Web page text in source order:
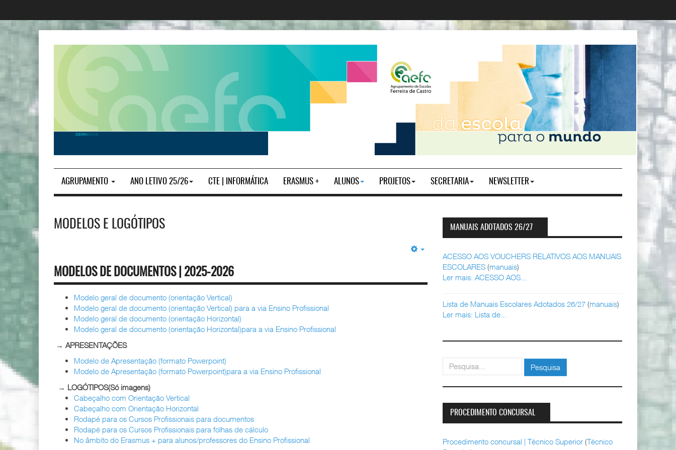
AGRUPAMENTO ANO LETIVO 25/26 CTE | INFORMÁTICA ERASMUS + ALUNOS PROJETOS SECRETARIA NEWSLETTER
MODELOS E LOGÓTIPOS
Empty
MODELOS DE DOCUMENTOS | 2025-2026
Modelo geral de documento (orientação Vertical)
Modelo geral de documento (orientação Vertical) para a via Ensino Profissional
Modelo geral de documento (orientação Horizontal)
Modelo geral de documento (orientação Horizontal)para a via Ensino Profissional
→ APRESENTAÇÕES
Modelo de Apresentação (formato Powerpoint)
Modelo de Apresentação (formato Powerpoint)para a via Ensino Profissional
→ LOGÓTIPOS(Só imagens)
Cabeçalho com Orientação Vertical
Cabeçalho com Orientação Horizontal
Rodapé para os Cursos Profissionais para documentos
Rodapé para os Cursos Profissionais para folhas de cálculo
No âmbito do Erasmus + para alunos/professores do Ensino Profissional
MANUAIS ADOTADOS 26/27
ACESSO AOS VOUCHERS RELATIVOS AOS MANUAIS
ESCOLARES (manuais)
Ler mais: ACESSO AOS...
Lista de Manuais Escolares Adotados 26/27 (manuais)
Ler mais: Lista de...
pesquisar Pesquisa
PROCEDIMENTO CONCURSAL
Procedimento concursal | Técnico Superior (Técnico